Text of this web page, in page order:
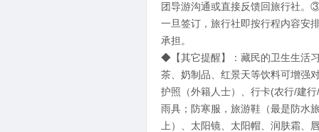
团导游沟通或直接反馈回旅行社。
一旦签订，旅行社即按行程内容安
承担。
◆【其它提醒】：藏民的卫生生活
茶、奶制品、红景天等饮料可增强
护照（外籍人士）、行卡(农行/建
雨具；防寒服，旅游鞋（最是防水
上）、太阳镜、太阳帽、润肤霜